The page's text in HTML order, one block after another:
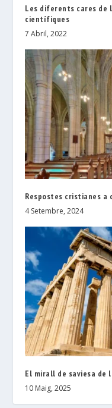
Les diferents cares de
científiques
7 Abril, 2022
Respostes cristianes a
4 Setembre, 2024
El mirall de saviesa de
10 Maig, 2025